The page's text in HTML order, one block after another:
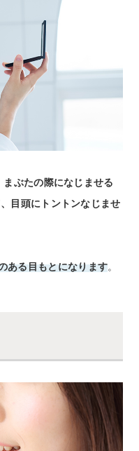
ぶたの際になじませる
目頭にトントンなじませ
ある目もとになります。